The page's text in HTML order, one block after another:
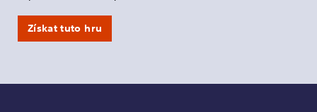
Získat tuto hru